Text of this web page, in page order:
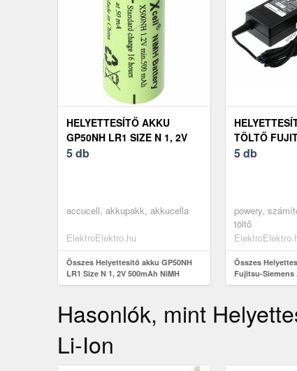
HELYETTESÍTŐ AKKU
GP50NH LR1 SIZE N 1, 2V
500MAH NIMH
5 db
accucell, akkupakk, akkucella
ElektroElektro.hu
Összes Helyettesítő akku GP50NH
LR1 Size N 1, 2V 500mAh NiMH
TÖLTŐ
AMILO
5 db
powery,
töltő
Összes
Fujitsu-Siemens
20V/65W (3, 25A)
Hasonlók, mint
Li-Ion